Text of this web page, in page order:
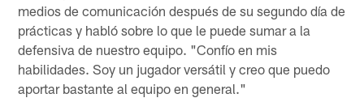
medios de comunicación después de su segundo día de
prácticas y habló sobre lo que le puede sumar a la
defensiva de nuestro equipo. "Confío en mis
habilidades. Soy un jugador versátil y creo que puedo
aportar bastante al equipo en general."